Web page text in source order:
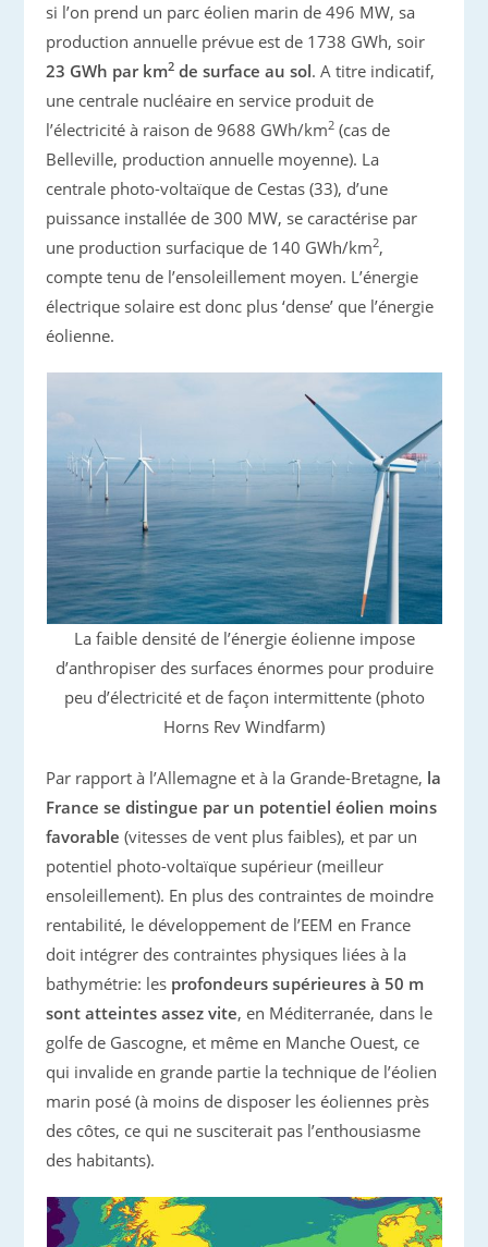
si l’on prend un parc éolien marin de 496 MW, sa
production annuelle prévue est de 1738 GWh, soir
23 GWh par km2 de surface au sol. A titre indicatif,
une centrale nucléaire en service produit de
l’électricité à raison de 9688 GWh/km2 (cas de
Belleville, production annuelle moyenne). La
centrale photo-voltaïque de Cestas (33), d’une
puissance installée de 300 MW, se caractérise par
une production surfacique de 140 GWh/km2,
compte tenu de l’ensoleillement moyen. L’énergie
électrique solaire est donc plus ‘dense’ que l’énergie
éolienne.
La faible densité de l’énergie éolienne impose
d’anthropiser des surfaces énormes pour produire
peu d’électricité et de façon intermittente (photo
Horns Rev Windfarm)
Par rapport à l’Allemagne et à la Grande-Bretagne, la
France se distingue par un potentiel éolien moins
favorable (vitesses de vent plus faibles), et par un
potentiel photo-voltaïque supérieur (meilleur
ensoleillement). En plus des contraintes de moindre
rentabilité, le développement de l’EEM en France
doit intégrer des contraintes physiques liées à la
bathymétrie: les profondeurs supérieures à 50 m
sont atteintes assez vite, en Méditerranée, dans le
golfe de Gascogne, et même en Manche Ouest, ce
qui invalide en grande partie la technique de l’éolien
marin posé (à moins de disposer les éoliennes près
des côtes, ce qui ne susciterait pas l’enthousiasme
des habitants).